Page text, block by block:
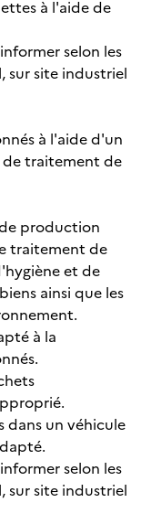
à l'aide de
selon les
sur site industriel
à l'aide d'un
traitement de
production
traitement de
et de
ainsi que les
à la
dans un véhicule
selon les
sur site industriel